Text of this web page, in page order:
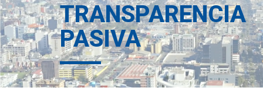
TRANSPARENCIA
PASIVA